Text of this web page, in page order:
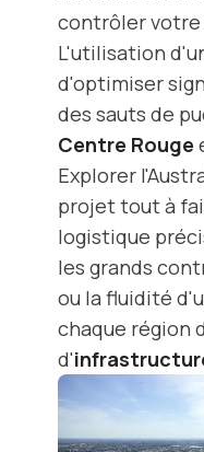
contrôler
L'utilisation
d'optimiser
des sauts de
Centre Rouge
Explorer
projet tout à
logistique
les grands
ou la fluidité
chaque région
d'